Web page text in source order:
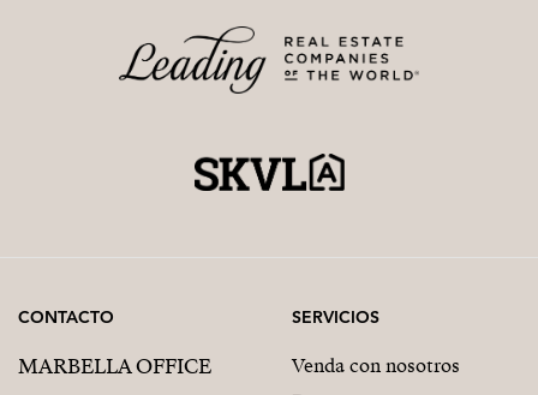
CONTACTO
MARBELLA OFFICE
SERVICIOS
Venda con nosotros